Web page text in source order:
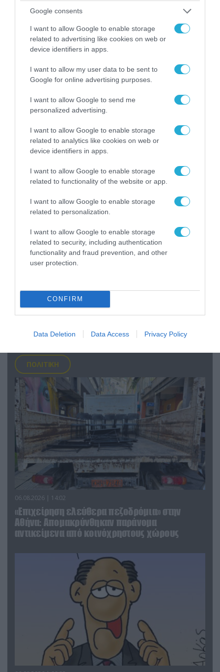
Google consents
I want to allow Google to enable storage
related to advertising like cookies on web or
device identifiers in apps.
I want to allow my user data to be sent to
Google for online advertising purposes.
I want to allow Google to send me
personalized advertising.
I want to allow Google to enable storage
related to analytics like cookies on web or
device identifiers in apps.
I want to allow Google to enable storage
related to functionality of the website or app.
I want to allow Google to enable storage
related to personalization.
I want to allow Google to enable storage
related to security, including authentication
functionality and fraud prevention, and other
user protection.
CONFIRM
Data Deletion Data Access Privacy Policy
Αδειάζουν το Κραματόρσκ οι Ουκρανοί:
Έκτακτη εκκένωση στην πόλη μετά την
06.08.2026 | 17:02
Ουκρανία: Αποκαλύφθηκε ο αριθμός των
ΠΟΛΙΤΙΚΗ
06.08.2026 | 14:02
«Επιχείρηση ελεύθερα πεζοδρόμια» στην
Αθήνα: Απομακρύνθηκαν παράνομα
αντικείμενα από κοινόχρηστους χώρους